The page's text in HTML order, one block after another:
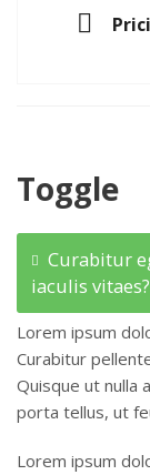
Toggle
Curabitur
iaculis vitaes?
Lorem ipsum
Curabitur
Quisque ut nulla
porta tellus, ut
Lorem ipsum